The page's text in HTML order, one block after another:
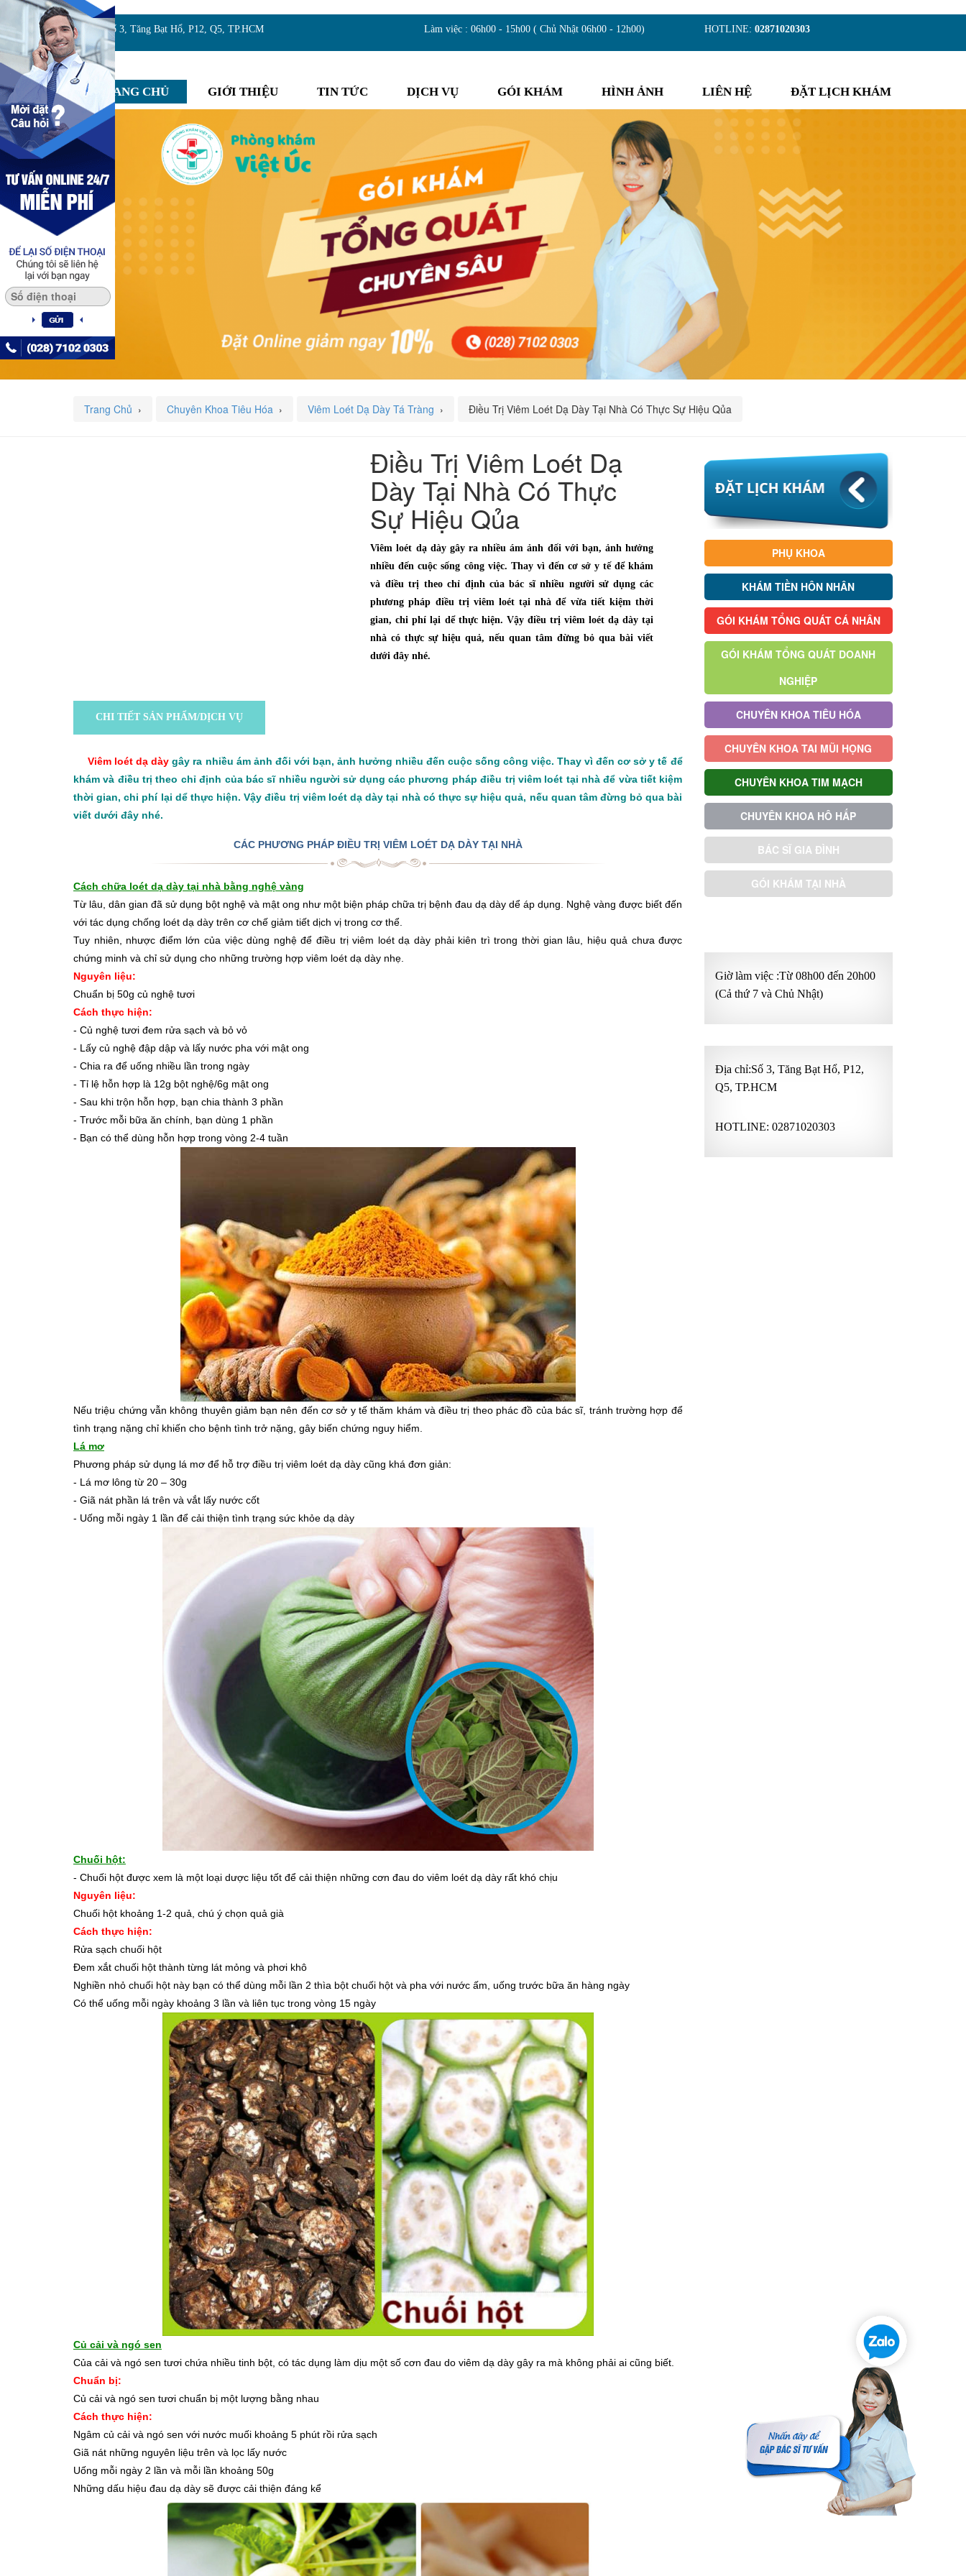
Địa chỉ:Số 3, Tăng Bạt Hổ, P12, Q5, TP.HCM Làm việc : 06h00 - 15h00 ( Chủ Nhật 06h00 - 12h00) HOTLINE: 02871020303
TRANG CHỦ GIỚI THIỆU TIN TỨC DỊCH VỤ GÓI KHÁM HÌNH ẢNH LIÊN HỆ ĐẶT LỊCH KHÁM
Trang Chủ › Chuyên Khoa Tiêu Hóa › Viêm Loét Dạ Dày Tá Tràng › Điều Trị Viêm Loét Dạ Dày Tại Nhà Có Thực Sự Hiệu Qủa
Điều Trị Viêm Loét Dạ
Dày Tại Nhà Có Thực
Sự Hiệu Qủa
Viêm loét dạ dày gây ra nhiều ám ảnh đối với bạn, ảnh hưởng
nhiều đến cuộc sống công việc. Thay vì đến cơ sở y tế để khám
và điều trị theo chỉ định của bác sĩ nhiều người sử dụng các
phương pháp điều trị viêm loét tại nhà để vừa tiết kiệm thời
gian, chi phí lại dể thực hiện. Vậy điều trị viêm loét dạ dày tại
nhà có thực sự hiệu quả, nếu quan tâm đừng bỏ qua bài viết
dưới đây nhé.
CHI TIẾT SẢN PHẨM/DỊCH VỤ
Viêm loét dạ dàygây ra nhiều ám ảnh đối với bạn, ảnh hưởng nhiều đến cuộc sống công việc. Thay vì đến cơ sở y tế để
khám và điều trị theo chỉ định của bác sĩ nhiều người sử dụng các phương pháp điều trị viêm loét tại nhà để vừa tiết kiệm
thời gian, chi phí lại dể thực hiện. Vậy điều trị viêm loét dạ dày tại nhà có thực sự hiệu quả, nếu quan tâm đừng bỏ qua bài
viết dưới đây nhé.
CÁC PHƯƠNG PHÁP ĐIỀU TRỊ VIÊM LOÉT DẠ DÀY TẠI NHÀ
Cách chữa loét dạ dày tại nhà bằng nghệ vàng
Từ lâu, dân gian đã sử dụng bột nghệ và mật ong như một biện pháp chữa trị bệnh đau dạ dày dể áp dụng. Nghệ vàng được biết đến
với tác dụng chống loét dạ dày trên cơ chế giảm tiết dịch vị trong cơ thể.
Tuy nhiên, nhược điểm lớn của việc dùng nghệ để điều trị viêm loét dạ dày phải kiên trì trong thời gian lâu, hiệu quả chưa được
chứng minh và chỉ sử dụng cho những trường hợp viêm loét dạ dày nhẹ.
Nguyên liệu:
Chuẩn bị 50g củ nghệ tươi
Cách thực hiện:
- Củ nghệ tươi đem rửa sạch và bỏ vỏ
- Lấy củ nghệ đập dập và lấy nước pha với mật ong
- Chia ra để uống nhiều lần trong ngày
- Tỉ lệ hỗn hợp là 12g bột nghệ/6g mật ong
- Sau khi trộn hỗn hợp, bạn chia thành 3 phần
- Trước mỗi bữa ăn chính, bạn dùng 1 phần
- Bạn có thể dùng hỗn hợp trong vòng 2-4 tuần
Nếu triệu chứng vẫn không thuyên giảm bạn nên đến cơ sở y tế thăm khám và điều trị theo phác đồ của bác sĩ, tránh trường hợp để
tình trạng nặng chỉ khiến cho bệnh tình trở nặng, gây biến chứng nguy hiểm.
Lá mơ
Phương pháp sử dụng lá mơ để hỗ trợ điều trị viêm loét dạ dày cũng khá đơn giản:
- Lá mơ lông từ 20 – 30g
- Giã nát phần lá trên và vắt lấy nước cốt
- Uống mỗi ngày 1 lần để cải thiện tình trạng sức khỏe dạ dày
Chuối hột:
- Chuối hột được xem là một loại dược liệu tốt để cải thiện những cơn đau do viêm loét dạ dày rất khó chịu
Nguyên liệu:
Chuối hột khoảng 1-2 quả, chú ý chọn quả già
Cách thực hiện:
Rửa sạch chuối hột
Đem xắt chuối hột thành từng lát mỏng và phơi khô
Nghiền nhỏ chuối hột này bạn có thể dùng mỗi lần 2 thìa bột chuối hột và pha với nước ấm, uống trước bữa ăn hàng ngày
Có thể uống mỗi ngày khoảng 3 lần và liên tục trong vòng 15 ngày
Củ cải và ngó sen
Của cải và ngó sen tươi chứa nhiều tinh bột, có tác dụng làm dịu một số cơn đau do viêm dạ dày gây ra mà không phải ai cũng biết.
Chuẩn bị:
Củ cải và ngó sen tươi chuẩn bị một lượng bằng nhau
Cách thực hiện:
Ngâm củ cải và ngó sen với nước muối khoảng 5 phút rồi rửa sạch
Giã nát những nguyên liệu trên và lọc lấy nước
Uống mỗi ngày 2 lần và mỗi lần khoảng 50g
Những dấu hiệu đau dạ dày sẽ được cải thiện đáng kể
PHỤ KHOA
KHÁM TIỀN HÔN NHÂN
GÓI KHÁM TỔNG QUÁT CÁ NHÂN
GÓI KHÁM TỔNG QUÁT DOANH
NGHIỆP
CHUYÊN KHOA TIÊU HÓA
CHUYÊN KHOA TAI MŨI HỌNG
CHUYÊN KHOA TIM MẠCH
CHUYÊN KHOA HÔ HẤP
BÁC SĨ GIA ĐÌNH
GÓI KHÁM TẠI NHÀ
Giờ làm việc :Từ 08h00 đến 20h00
(Cả thứ 7 và Chủ Nhật)
Địa chỉ:Số 3, Tăng Bạt Hổ, P12,
Q5, TP.HCM
HOTLINE: 02871020303